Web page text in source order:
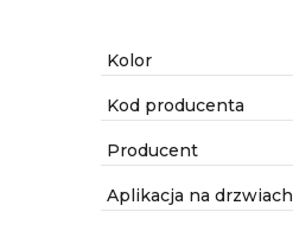
Kolor
Kod producenta
Producent
Aplikacja na drzwiach